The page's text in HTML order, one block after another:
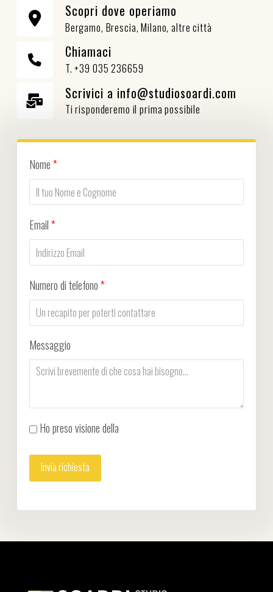
Scopri dove operiamo
Bergamo, Brescia, Milano, altre città
Chiamaci
T. +39 035 236659
Scrivici a info@studiosoardi.com
Ti risponderemo il prima possibile
Nome*
Email*
Numero di telefono*
Messaggio
Ho preso visione della